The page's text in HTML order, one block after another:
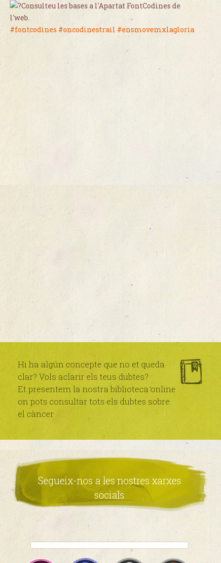
Consulteu les bases a l'Apartat FontCodines de
l'web.
#fontcodines#oncodinestrail #ensmovemxlagloria
Hi ha algún concepte que no et queda
clar? Vols aclarir els teus dubtes?
Et presentem la nostra biblioteca online
on pots consultar tots els dubtes sobre
el càncer
Segueix-nos a les nostres xarxes
socials